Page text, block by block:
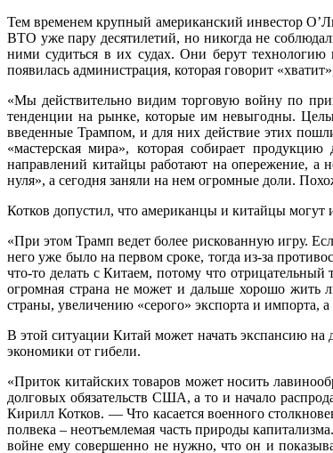
Тем временем крупный американский инвестор
ВТО уже пару десятилетий, но никогда не
ними судиться в их судах. Они берут
появилась администрация, которая говорит
«Мы действительно видим торговую войну по
тенденции на рынке, которые им невыгодны.
введенные Трампом, и для них действие этих
«мастерская мира», которая собирает
направлений китайцы работают на опережение,
нуля», а сегодня заняли на нем огромные доли.
Котков допустил, что американцы и китайцы могут
«При этом Трамп ведет более рискованную игру.
него уже было на первом сроке, тогда из-за
что-то делать с Китаем, потому что
огромная страна не может и дальше хорошо жить
страны, увеличению «серого» экспорта и
В этой ситуации Китай может начать экспансию
экономики от гибели.
«Приток китайских товаров может носить
долговых обязательств США, а то и начало
Кирилл Котков. — Что касается военного
полвека – неотъемлемая часть природы
войне ему совершенно не нужно, что он и